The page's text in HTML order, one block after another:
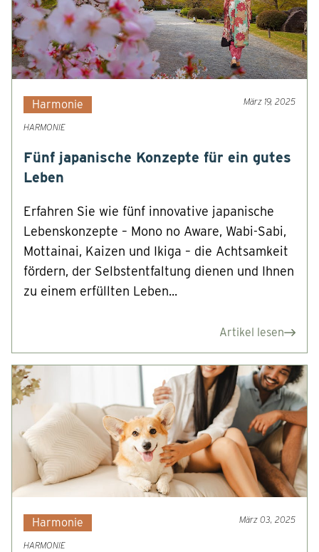
Harmonie März 19, 2025
HARMONIE
Fünf japanische Konzepte für ein gutes
Leben
Erfahren Sie wie fünf innovative japanische
Lebenskonzepte – Mono no Aware, Wabi-Sabi,
Mottainai, Kaizen und Ikiga – die Achtsamkeit
fördern, der Selbstentfaltung dienen und Ihnen
zu einem erfüllten Leben...
Artikel lesen
Harmonie März 03, 2025
HARMONIE